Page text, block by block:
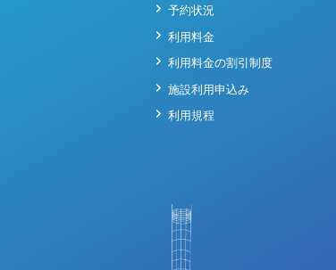
予約状況
利用料金
利用料金の割引制度
施設利用申込み
利用規程